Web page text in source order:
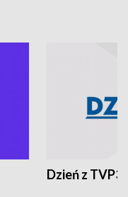
Dzień z TVP3